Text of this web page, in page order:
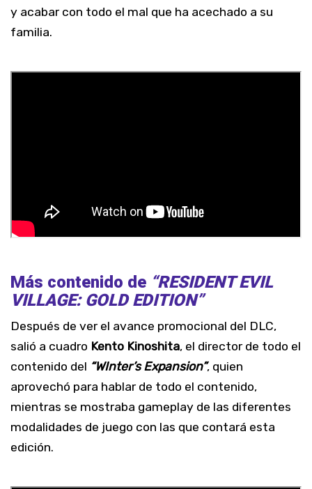
y acabar con todo el mal que ha acechado a su
familia.
Más contenido de “RESIDENT EVIL
VILLAGE: GOLD EDITION”
Después de ver el avance promocional del DLC,
salió a cuadro Kento Kinoshita, el director de todo el
contenido del “WInter’s Expansion”, quien
aprovechó para hablar de todo el contenido,
mientras se mostraba gameplay de las diferentes
modalidades de juego con las que contará esta
edición.